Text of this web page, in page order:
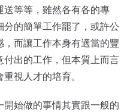
等等，雖然各有各的專
的簡單工作罷了，或許公
而讓工作本身有適當的豐
出的工作，但本質上而言
視人才的培育。
始做的事情其實跟一般的